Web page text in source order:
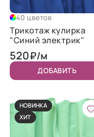
40 цветов
Трикотаж кулирка
"Синий электрик"
520₽/м
ДОБАВИТЬ
НОВИНКА
ХИТ